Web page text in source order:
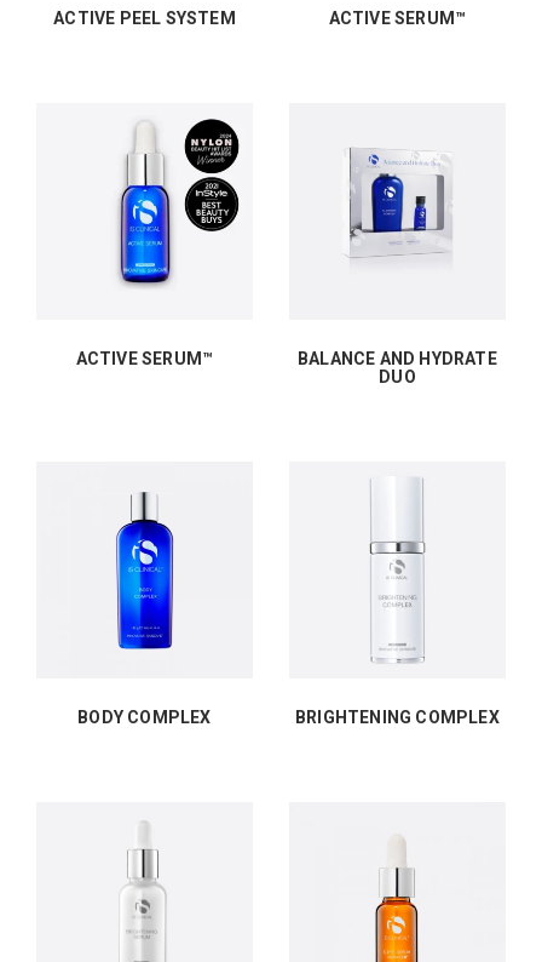
ACTIVE PEEL SYSTEM ACTIVE SERUM™
ACTIVE SERUM™
BALANCE AND HYDRATE
DUO
BODY COMPLEX BRIGHTENING COMPLEX